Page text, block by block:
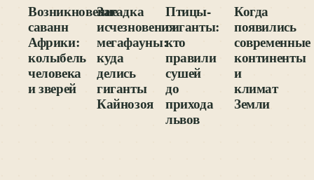
Возникновение
саванн
Африки:
колыбель
человека
и зверей
Загадка
исчезновения
мегафауны:
куда
делись
гиганты
Кайнозоя
Птицы-
гиганты:
кто
правили
сушей
до
прихода
львов
Когда
появились
современные
континенты
и
климат
Земли